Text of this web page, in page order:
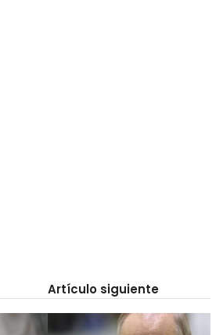
Artículo siguiente